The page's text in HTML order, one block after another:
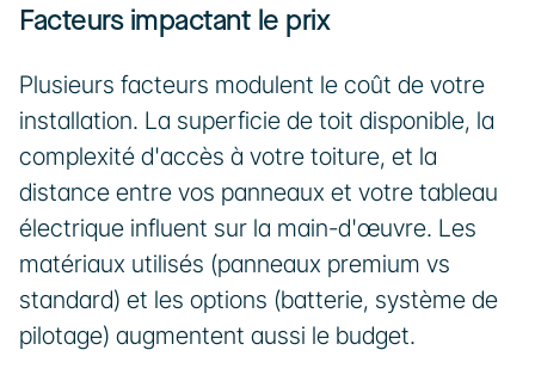
Facteurs impactant le prix
Plusieurs facteurs modulent le coût de votre
installation. La superficie de toit disponible, la
complexité d'accès à votre toiture, et la
distance entre vos panneaux et votre tableau
électrique influent sur la main-d'œuvre. Les
matériaux utilisés (panneaux premium vs
standard) et les options (batterie, système de
pilotage) augmentent aussi le budget.